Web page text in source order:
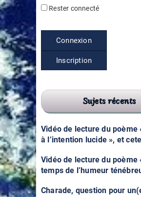
Rester connecté
Connexion
Inscription
Sujets récents
Vidéo de lecture du poème
à l’intention lucide », et
Vidéo de lecture du poème
temps de l’humeur
Charade, question pour